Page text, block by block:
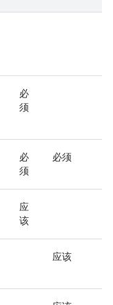
必
须
必
须
必须
应
该
应该